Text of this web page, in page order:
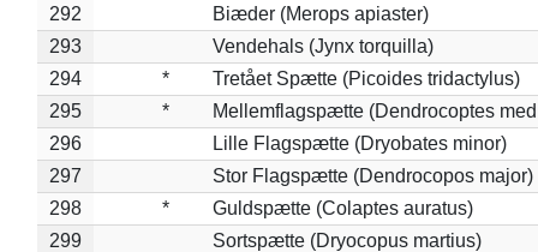
292
Biæder (Merops apiaster)
293
Vendehals (Jynx torquilla)
294
*
Tretået Spætte (Picoides tridactylus)
295
*
Mellemflagspætte (Dendrocoptes
296
Lille Flagspætte (Dryobates minor)
297
Stor Flagspætte (Dendrocopos major)
298
*
Guldspætte (Colaptes auratus)
299
Sortspætte (Dryocopus martius)